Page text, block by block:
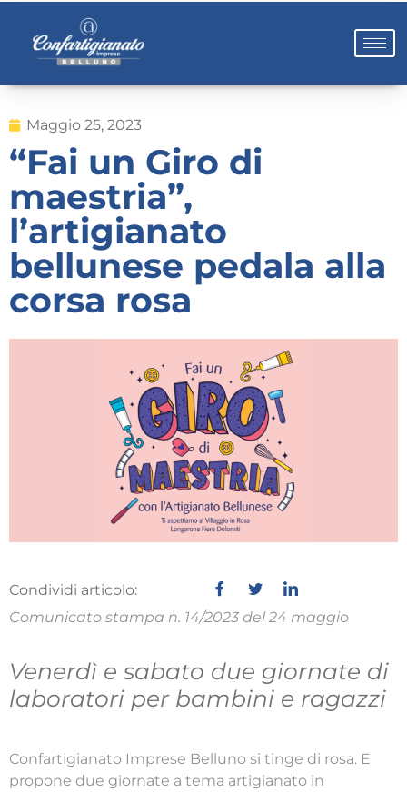
Maggio 25, 2023
“Fai un Giro di
maestria”,
l’artigianato
bellunese pedala alla
corsa rosa
Condividi articolo:
Comunicato stampa n. 14/2023 del 24 maggio
Venerdì e sabato due giornate di
laboratori per bambini e ragazzi
Confartigianato Imprese Belluno si tinge di rosa. E
propone due giornate a tema artigianato in